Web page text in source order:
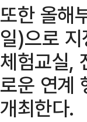
또한 올해
일)으로
체험교실,
로운 연계
개최한다.